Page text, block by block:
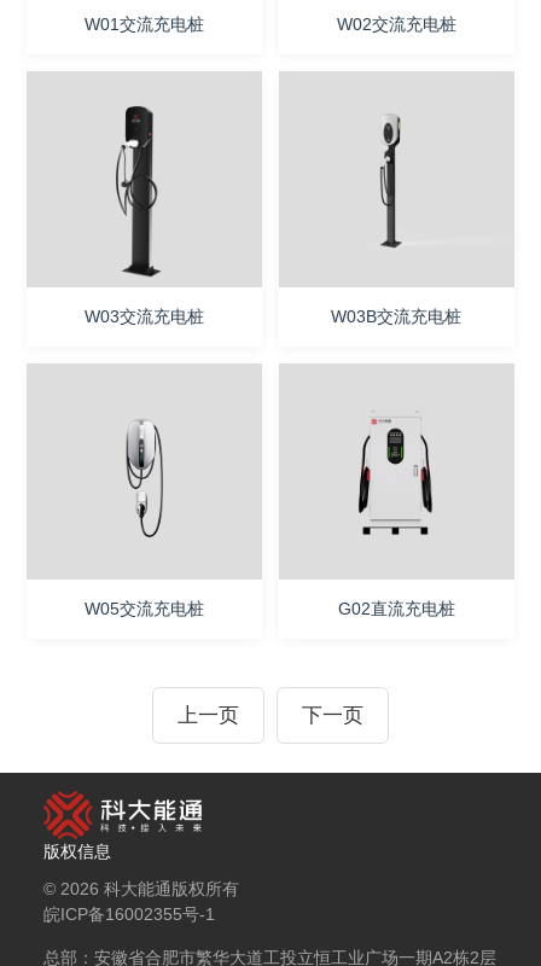
W01交流充电桩 W02交流充电桩
W03交流充电桩 W03B交流充电桩
W05交流充电桩 G02直流充电桩
上一页 下一页
版权信息
© 2026 科大能通版权所有
皖ICP备16002355号-1
总部： 安徽省合肥市繁华大道工投立恒工业广场一期A2栋2层